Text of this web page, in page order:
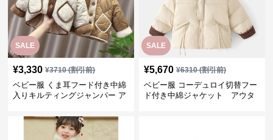
SALE
¥3,330 ¥3710(割引前)
ベビー服 くま耳フード付き中綿
入りキルティングジャンパー ア
SALE
¥5,670 ¥6310(割引前)
ベビー服 コーデュロイ切替フー
ド付き中綿ジャケット アウタ